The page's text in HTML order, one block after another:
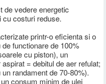
de vedere energetic
cu costuri reduse.
printr-o eficienta si o
functionare de 100%
cu piston), un
= debitul de aer refulat;
randament de 70-80%).
consum minim de ulei